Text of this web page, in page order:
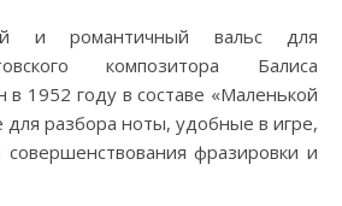
композитора Балиса
в 1952 году в составе «Маленькой
разбора ноты, удобные в игре,
фразировки и